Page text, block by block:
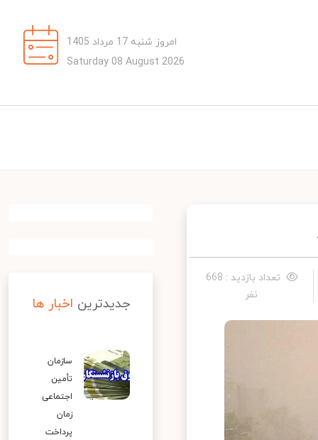
امروز شنبه 17 مرداد 1405
Saturday 08 August 2026
تعداد بازدید : 668
نفر
جدیدترین اخبار ها
سازمان
تأمین
اجتماعی
زمان
پرداخت